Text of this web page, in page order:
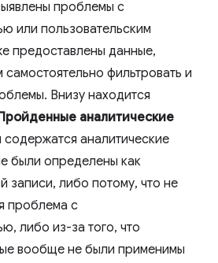
проблемы с
или пользовательским
предоставлены данные,
фильтровать и
Внизу находится
аналитические
содержатся аналитические
были определены как
записи, либо потому, что не
проблема с
либо из-за того, что
вообще не были применимы